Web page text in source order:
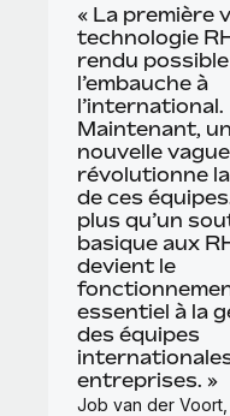
« La première
technologie
rendu possible
l’embauche à
l’international.
Maintenant,
nouvelle vague
révolutionne
de ces
plus qu’un
basique aux
devient le
essentiel à la
des équipes
entreprises. »
Job van der Voort,